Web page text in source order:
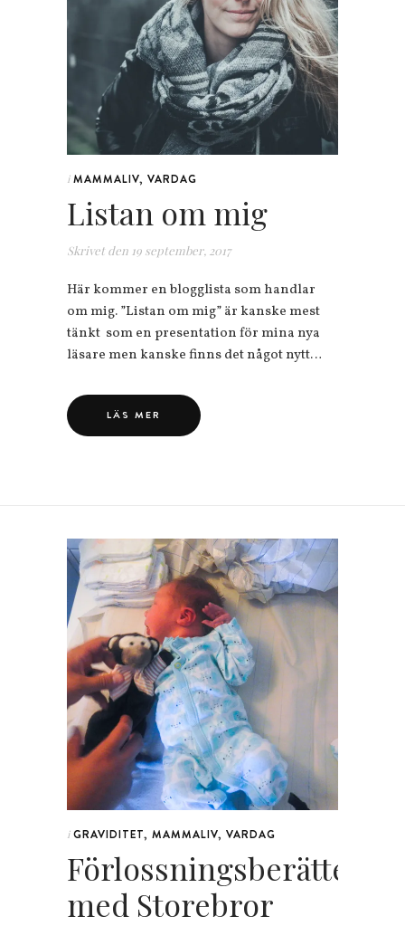
i MAMMALIV, VARDAG
Listan om mig
Skrivet den 19 september, 2017
Här kommer en blogglista som handlar
om mig. ”Listan om mig” är kanske mest
tänkt som en presentation för mina nya
läsare men kanske finns det något nytt…
LÄS MER
i GRAVIDITET, MAMMALIV, VARDAG
Förlossningsberättelse
med Storebror